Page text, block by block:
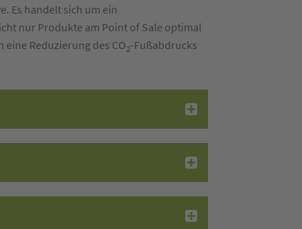
Es handelt sich um ein
nur Produkte am Point of Sale optimal
Reduzierung des CO2-Fußabdrucks